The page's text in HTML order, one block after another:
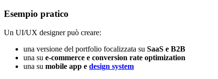
Esempio pratico
Un UI/UX designer può creare:
una versione del portfolio focalizzata su SaaS e B2B
una su e‑commerce e conversion rate optimization
una su mobile app e design system